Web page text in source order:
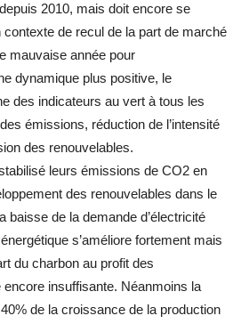
2010, mais doit encore se
de recul de la part de marché
mauvaise année pour
dynamique plus positive, le
des indicateurs au vert à tous les
émissions, réduction de l’intensité
des renouvelables.
leurs émissions de CO2 en
des renouvelables dans le
baisse de la demande d’électricité
s’améliore fortement mais
du charbon au profit des
encore insuffisante. Néanmoins la
de la croissance de la production